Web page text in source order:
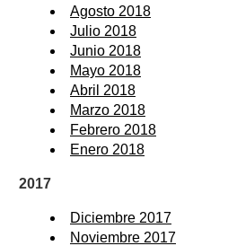
Agosto 2018
Julio 2018
Junio 2018
Mayo 2018
Abril 2018
Marzo 2018
Febrero 2018
Enero 2018
2017
Diciembre 2017
Noviembre 2017